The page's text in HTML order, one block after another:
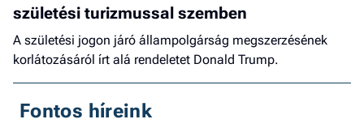
születési turizmussal szemben
A születési jogon járó állampolgárság megszerzésének
korlátozásáról írt alá rendeletet Donald Trump.
Fontos híreink